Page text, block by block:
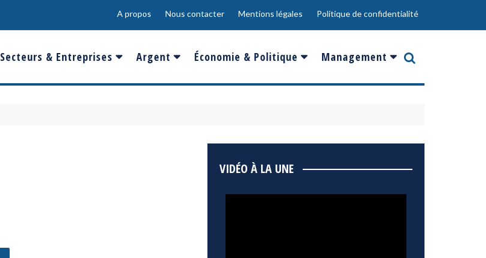
A propos Nous contacter Mentions légales Politique de confidentialité
Secteurs & Entreprises
Banques & Finances
Argent
Salaire
Epargne & Placements
Économie & Politique
France
Management
Innovation
VIDÉO À LA UNE